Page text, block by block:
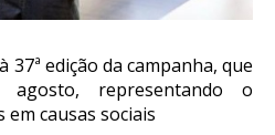
edição da campanha, que
representando o
causas sociais